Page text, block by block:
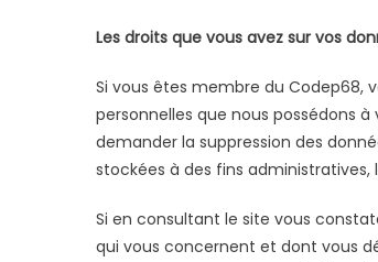
Les droits que vous avez sur vos
Si vous êtes membre du Codep68,
personnelles que nous possédons
demander la suppression des
stockées à des fins administratives,
Si en consultant le site vous
qui vous concernent et dont vous